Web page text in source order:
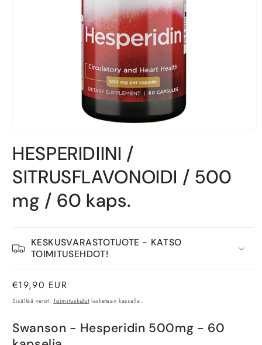
1
modaalisessa
ikkunassa
HESPERIDIINI /
SITRUSFLAVONOIDI / 500
mg / 60 kaps.
KESKUSVARASTOTUOTE - KATSO
TOIMITUSEHDOT!
Normaalihinta
€19,90 EUR
Sisältää verot.Toimituskulutlasketaan kassalla.
Swanson - Hesperidin 500mg - 60